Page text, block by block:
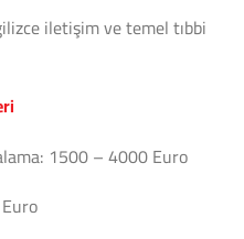
iletişim ve temel tıbbi
1500 – 4000 Euro